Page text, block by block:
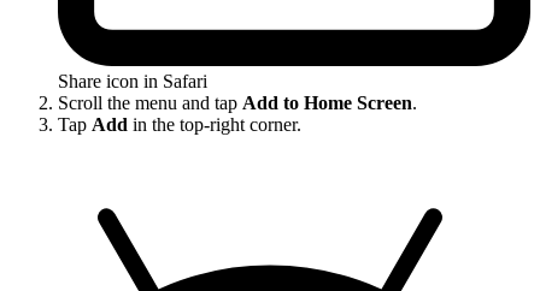
Share icon in Safari
Scroll the menu and tap Add to Home Screen.
Tap Add in the top-right corner.